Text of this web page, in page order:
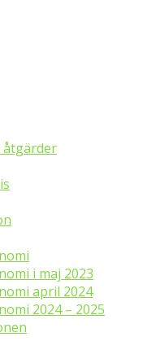
i maj 2023
april 2024
2024 – 2025